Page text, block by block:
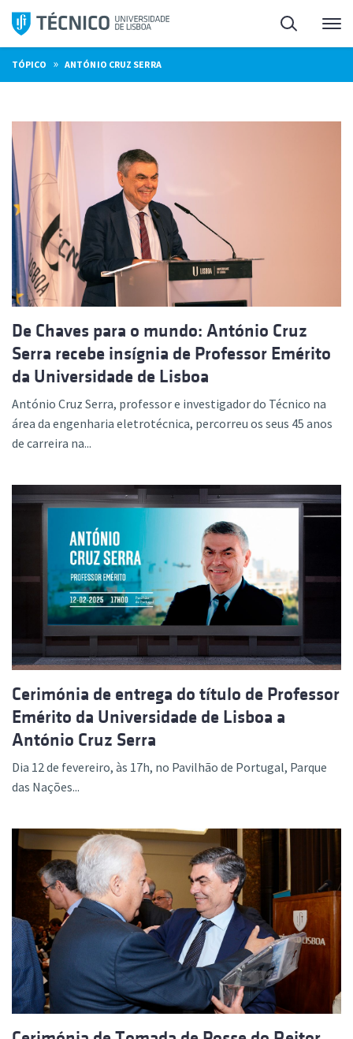
Saltar
para
o
conteúdo
Pesquisa
TÓPICO » ANTÓNIO CRUZ SERRA
De Chaves para o mundo: António Cruz
Serra recebe insígnia de Professor Emérito
da Universidade de Lisboa
António Cruz Serra, professor e investigador do Técnico na
área da engenharia eletrotécnica, percorreu os seus 45 anos
de carreira na...
Cerimónia de entrega do título de Professor
Emérito da Universidade de Lisboa a
António Cruz Serra
Dia 12 de fevereiro, às 17h, no Pavilhão de Portugal, Parque
das Nações...